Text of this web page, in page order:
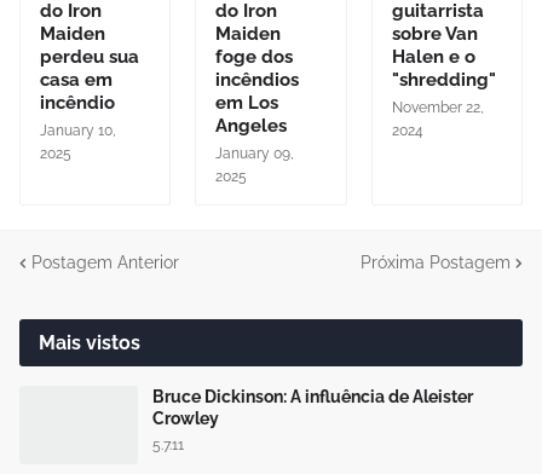
do Iron
Maiden
perdeu sua
casa em
incêndio
January 10,
2025
do Iron
Maiden
foge dos
incêndios
em Los
Angeles
January 09,
2025
guitarrista
sobre Van
Halen e o
"shredding"
November 22,
2024
Postagem Anterior Próxima Postagem
Mais vistos
Bruce Dickinson: A influência de Aleister
Crowley
5.7.11